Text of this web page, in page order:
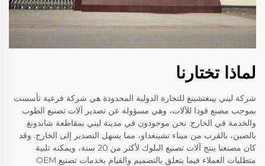
لماذا تختارنا
شركة ليني يينغتشينغ للتجارة الدولية المحدودة هي شركة فرعية تأسست
بموجب مصنع فودا للآلات، وهي مسؤولة عن تصدير آلات تصنيع الطوب
والخدمة في الخارج. نحن موجودون في مدينة ليني بمقاطعة شاندونغ
بالصين، بالقرب من ميناء تشينغداو، مما يسهل التصدير إلى الخارج. وقد
كان مصنعنا ينتج آلات تصنيع البلوك لأكثر من 20 سنة، ويمكنه تلبية
متطلبات العملاء فيما يتعلق بالتصميم والقيام بخدمات تصنيع OEM